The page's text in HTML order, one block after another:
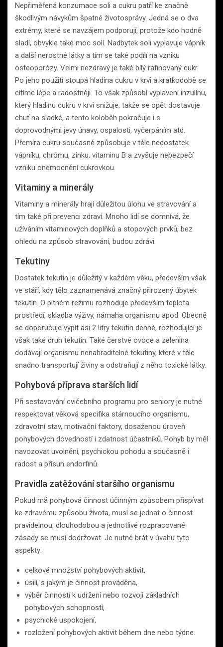
Nepřiměřená konzumace soli a cukru patří ke značně
škodlivým návykům špatné životosprávy. Jedná se o dva
extrémy, které se navzájem podporují, protože kdo hodně
sladí, obvykle také moc solí. Nadbytek soli vyplavuje vápník
a další nerostné látky a tím se také podílí na vzniku
osteoporózy. Velmi nezdravý je také bílý rafinovaný cukr.
Po jeho použití stoupá hladina cukru v krvi a krátkodobě se
cítíme lépe a radostněji. To však způsobí vyplavení inzulínu,
který hladinu cukru v krvi snižuje, takže se opět dostavuje
chuť na sladké, a tento koloběh pokračuje i s
doprovodnými jevy únavy, ospalosti, vyčerpáním atd.
Přemíra cukru současně způsobuje v těle nedostatek
vápníku, chrómu, zinku, vitaminu B a zvyšuje nebezpečí
vzniku onemocnění cukrovkou.
Vitaminy a minerály
Vitaminy a minerály hrají důležitou úlohu ve stravování a
tím také při prevenci zdraví. Mnoho lidí se domnívá, že
užíváním vitaminových doplňků a stopových prvků, bez
ohledu na způsob stravování, budou zdrávi.
Tekutiny
Dostatek tekutin je důležitý v každém věku, především však
ve stáří, kdy tělo zaznamenává značný přirozený úbytek
tekutin. O pitném režimu rozhoduje především teplota
prostředí, skladba výživy, námaha organismu apod. Obecně
se doporučuje vypít asi 2 litry tekutin denně, rozhodující je
však také druh tekutin. Také čerstvé ovoce a zelenina
dodávají organismu nenahraditelné tekutiny, které v těle
snadno transportují živiny a odstraňují z něho toxické látky.
Pohybová příprava starších lidí
Při sestavování cvičebního programu pro seniory je nutné
respektovat věková specifika stárnoucího organismu,
zdravotní stav, motivační faktory, dosaženou úroveň
pohybových dovedností i zdatnost účastníků. Pohyb by měl
navozovat uvolnění, psychickou pohodu a současně i
radost a přísun endorfinů.
Pravidla zatěžování staršího organismu
Pokud má pohybová činnost účinným způsobem přispívat
ke zdravému způsobu života, musí se jednat o činnost
pravidelnou, dlouhodobou a jednotlivé rozpracované
zásady se musí dodržovat. Je nutné brát v úvahu tyto
aspekty:
celkové množství pohybových aktivit,
úsilí, s jakým je činnost prováděna,
výběr činností k udržení nebo rozvoji základních
pohybových schopností,
psychické uspokojení,
rozložení pohybových aktivit během dne nebo týdne.